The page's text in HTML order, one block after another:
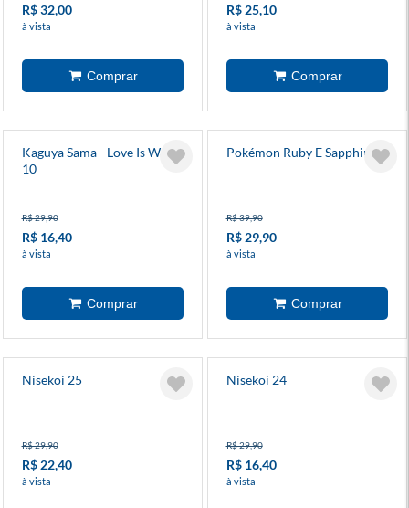
R$ 32,00
à vista
R$ 25,10
à vista
Kaguya Sama - Love Is War
10
R$ 29,90
R$ 16,40
à vista
Pokémon Ruby E Sapphire 2
R$ 39,90
R$ 29,90
à vista
Nisekoi 25
R$ 29,90
R$ 22,40
à vista
Nisekoi 24
R$ 29,90
R$ 16,40
à vista